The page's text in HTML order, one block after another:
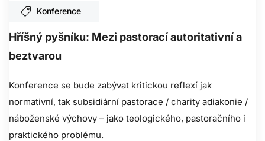
Konference
Hříšný pyšníku: Mezi pastorací autoritativní a
beztvarou
Konference se bude zabývat kritickou reflexí jak
normativní, tak subsidiární pastorace / charity adiakonie /
náboženské výchovy – jako teologického, pastoračního i
praktického problému.